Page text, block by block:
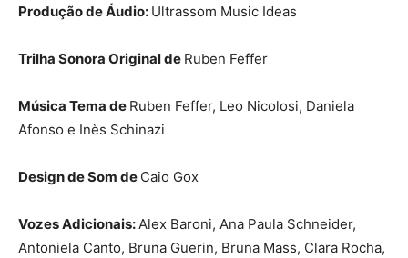
Produção de Áudio: Ultrassom Music Ideas
Trilha Sonora Original de Ruben Feffer
Música Tema de Ruben Feffer, Leo Nicolosi, Daniela
Afonso e Inès Schinazi
Design de Som de Caio Gox
Vozes Adicionais:Alex Baroni, Ana Paula Schneider,
Antoniela Canto, Bruna Guerin, Bruna Mass, Clara Rocha,